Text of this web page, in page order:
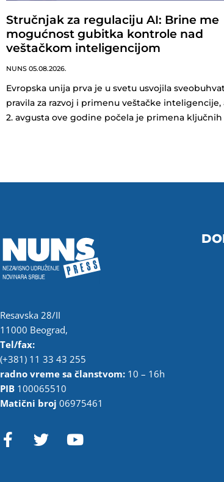
Stručnjak za regulaciju AI: Brine me
mogućnost gubitka kontrole nad
veštačkom inteligencijom
NUNS 05.08.2026.
Evropska unija prva je u svetu usvojila
pravila za razvoj i primenu veštačke inteligencije,
2. avgusta ove godine počela je primena ključnih
Resavska 28/II
11000 Beograd,
Tel/fax:
(+381) 11 33 43 255
radno vreme sa članstvom: 10 – 16h
PIB 100065510
Matični broj 06975461
F
a
T Y